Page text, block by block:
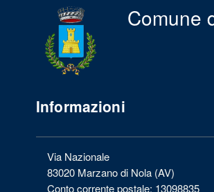
Comune
Informazioni
Via Nazionale
83020 Marzano di Nola (AV)
Conto corrente postale: 13098835